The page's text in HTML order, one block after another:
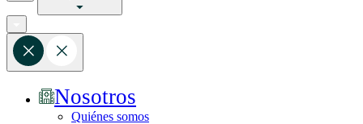
Nosotros
Quiénes somos